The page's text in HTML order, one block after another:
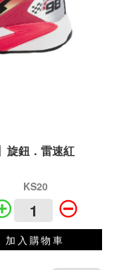
旋鈕．雷速紅
KS20
加入購物車